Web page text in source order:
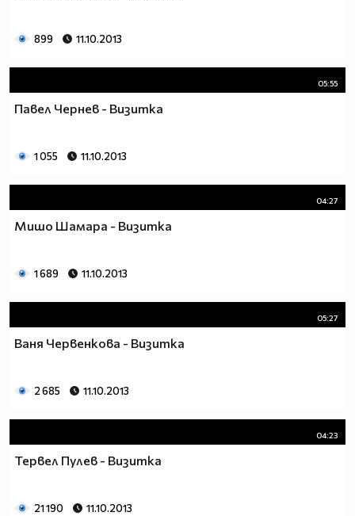
899 11.10.2013
05:55
Павел Чернев - Визитка
1 055 11.10.2013
04:27
Мишо Шамара - Визитка
1 689 11.10.2013
05:27
Ваня Червенкова - Визитка
2 685 11.10.2013
04:23
Тервел Пулев - Визитка
21 190 11.10.2013